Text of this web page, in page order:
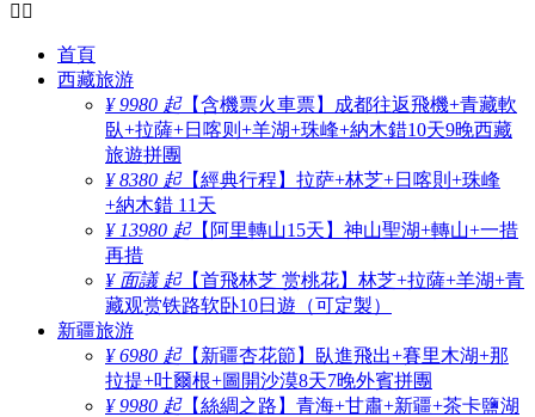
 
首頁
西藏旅游
¥ 9980 起【含機票火車票】成都往返飛機+青藏軟
臥+拉薩+日喀则+羊湖+珠峰+納木錯10天9晚西藏
旅遊拼團
¥ 8380 起【經典行程】拉萨+林芝+日喀則+珠峰
+納木錯 11天
¥ 13980 起【阿里轉山15天】神山聖湖+轉山+一措
再措
¥ 面議 起【首飛林芝 赏桃花】林芝+拉薩+羊湖+青
藏观赏铁路软卧10日遊（可定製）
新疆旅游
¥ 6980 起【新疆杏花節】臥進飛出+賽里木湖+那
拉提+吐爾根+圖開沙漠8天7晚外賓拼團
¥ 9980 起【絲綢之路】青海+甘肅+新疆+茶卡鹽湖